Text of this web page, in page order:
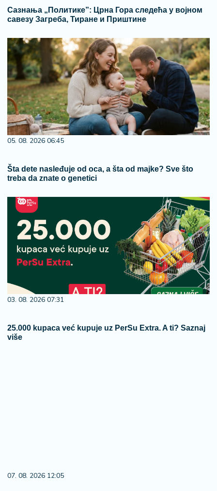
Сазнања „Политике”: Црна Гора следећа у војном
савезу Загреба, Тиране и Приштине
05. 08. 2026 06:45
Šta dete nasleđuje od oca, a šta od majke? Sve što
treba da znate o genetici
03. 08. 2026 07:31
25.000 kupaca već kupuje uz PerSu Extra. A ti? Saznaj
više
07. 08. 2026 12:05